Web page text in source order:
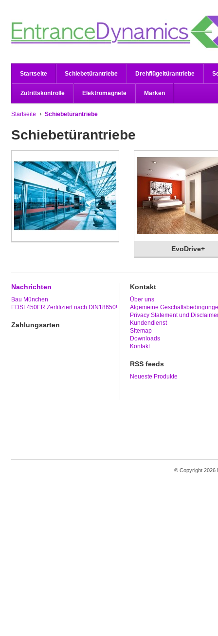
Startseite Schiebetürantriebe Drehflügeltürantriebe
Zutrittskontrolle Elektromagnete Marken
Startseite Schiebetürantriebe
Schiebetürantriebe
EvoDrive+
Nachrichten
Bau München
EDSL450ER Zertifiziert nach DIN18650!
Zahlungsarten
Kontakt
Über uns
Algemeine
Privacy Statement und
Kundendienst
Sitemap
Downloads
Kontakt
RSS feeds
Neueste Produkte
© Copyright 2026